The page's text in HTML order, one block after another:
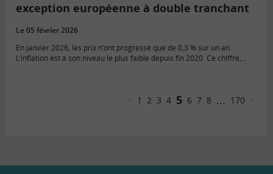
exception européenne à double tranchant
Le 05 février 2026
En janvier 2026, les prix n’ont progressé que de 0,3 % sur un an.
L’inflation est à son niveau le plus faible depuis fin 2020. Ce chiffre,
1 2 3 4 5 6 7 8 ... 170